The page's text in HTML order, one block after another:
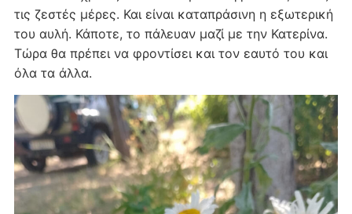
τις ζεστές μέρες. Και είναι καταπράσινη η εξωτερική
του αυλή. Κάποτε, το πάλευαν μαζί με την Κατερίνα.
Τώρα θα πρέπει να φροντίσει και τον εαυτό του και
όλα τα άλλα.